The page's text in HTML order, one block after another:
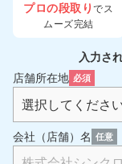
プロの段取りでス
ムーズ完結
入力さ
店舗所在地 必須
会社（店舗）名 任意